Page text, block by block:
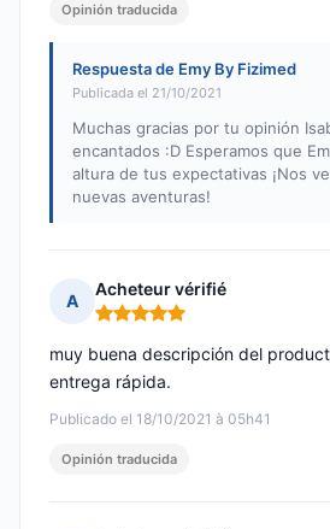
Opinión traducida
Respuesta de Emy By Fizimed
Publicada el 21/10/2021
Muchas gracias por tu opinión
encantados :D Esperamos que
altura de tus expectativas ¡Nos
nuevas aventuras!
A
Acheteur vérifié
Nota: 5 de 5
Publicado el 18/10/2021 à 05h41
muy buena descripción del
entrega rápida.
Opinión traducida